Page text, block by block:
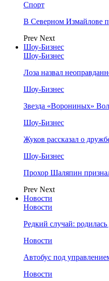
Спорт
В Северном Измайлове
Prev Next
Шоу-Бизнес
Шоу-Бизнес
Лоза назвал
Шоу-Бизнес
Звезда «Ворониных»
Шоу-Бизнес
Жуков рассказал о
Шоу-Бизнес
Прохор Шаляпин
Prev Next
Новости
Новости
Редкий случай:
Новости
Автобус под
Новости